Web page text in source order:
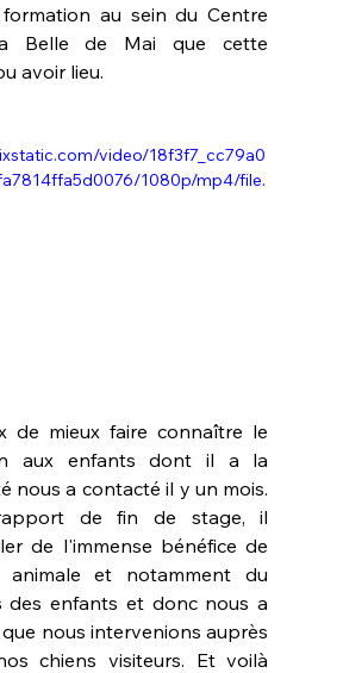
au sein du Centre
Belle de Mai que cette
avoir lieu.
video/18f3f7_cc79a0
1080p/mp4/file.
de mieux faire connaître le
aux enfants dont il a la
nous a contacté il y un mois.
de fin de stage, il
de l'immense bénéfice de
animale et notamment du
des enfants et donc nous a
nous intervenions auprès
chiens visiteurs. Et voilà